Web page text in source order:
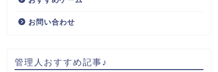
お問い合わせ
管理人おすすめ記事♪